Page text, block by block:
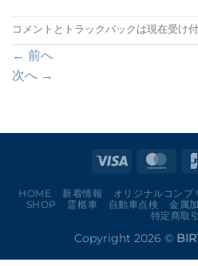
コメントとトラックバックは現在受け
← 前へ
次へ →
HOME 新着情報 オリジナルコンプ
SHOP
霊柩車 自動車点検 金属
特定商取
Copyright 2026 ©